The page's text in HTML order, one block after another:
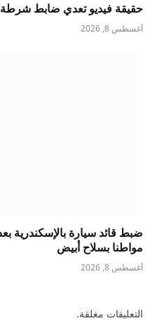
حقيقة فيديو تعدي ضابط
أغسطس 8, 2026
ضبط قائد سيارة بالإسكندرية
مواطنا بسلاح أبيض
أغسطس 8, 2026
التعليقات مغلقة.